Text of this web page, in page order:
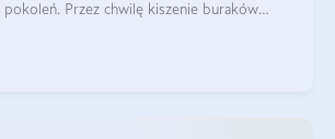
Przez chwilę kiszenie buraków